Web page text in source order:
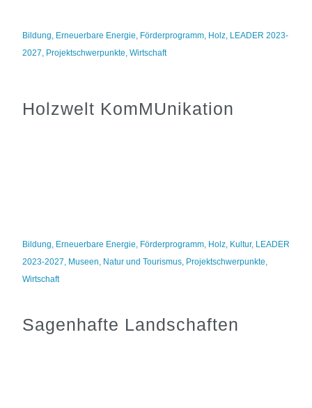
Bildung, Erneuerbare Energie, Förderprogramm, Holz, LEADER 2023-
2027, Projektschwerpunkte,Wirtschaft
Holzwelt KomMUnikation
Bildung, Erneuerbare Energie, Förderprogramm, Holz, Kultur, LEADER
2023-2027, Museen, Natur und Tourismus, Projektschwerpunkte,
Wirtschaft
Sagenhafte Landschaften